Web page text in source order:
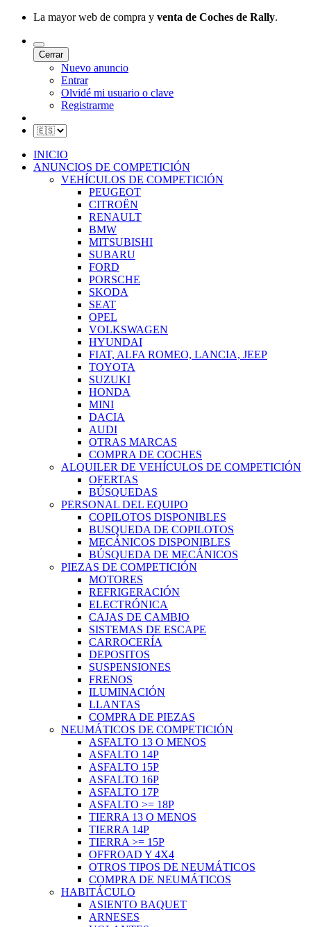
La mayor web de compra y venta de Coches de Rally.
Cerrar
Nuevo anuncio
Entrar
Olvidé mi usuario o clave
Registrarme
INICIO
ANUNCIOS DE COMPETICIÓN
VEHÍCULOS DE COMPETICIÓN
PEUGEOT
CITROËN
RENAULT
BMW
MITSUBISHI
SUBARU
FORD
PORSCHE
SKODA
SEAT
OPEL
VOLKSWAGEN
HYUNDAI
FIAT, ALFA ROMEO, LANCIA, JEEP
TOYOTA
SUZUKI
HONDA
MINI
DACIA
AUDI
OTRAS MARCAS
COMPRA DE COCHES
ALQUILER DE VEHÍCULOS DE COMPETICIÓN
OFERTAS
BÚSQUEDAS
PERSONAL DEL EQUIPO
COPILOTOS DISPONIBLES
BUSQUEDA DE COPILOTOS
MECÁNICOS DISPONIBLES
BÚSQUEDA DE MECÁNICOS
PIEZAS DE COMPETICIÓN
MOTORES
REFRIGERACIÓN
ELECTRÓNICA
CAJAS DE CAMBIO
SISTEMAS DE ESCAPE
CARROCERÍA
DEPOSITOS
SUSPENSIONES
FRENOS
ILUMINACIÓN
LLANTAS
COMPRA DE PIEZAS
NEUMÁTICOS DE COMPETICIÓN
ASFALTO 13 O MENOS
ASFALTO 14P
ASFALTO 15P
ASFALTO 16P
ASFALTO 17P
ASFALTO >= 18P
TIERRA 13 O MENOS
TIERRA 14P
TIERRA >= 15P
OFFROAD Y 4X4
OTROS TIPOS DE NEUMÁTICOS
COMPRA DE NEUMÁTICOS
HABITÁCULO
ASIENTO BAQUET
ARNESES